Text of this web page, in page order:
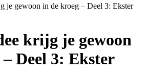
je gewoon in de kroeg – Deel 3: Ekster
krijg je gewoon
Deel 3: Ekster